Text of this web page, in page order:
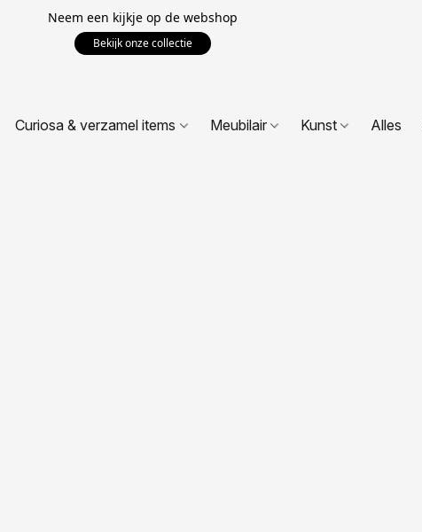
Neem een kijkje op de webshop
Bekijk onze collectie
Curiosa & verzamel items Meubilair Kunst Alles